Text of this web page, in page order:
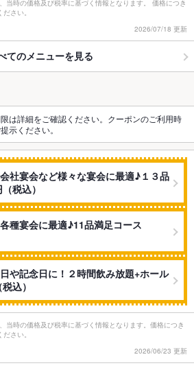
当時の価格及び税率に基づく情報となります。 価格につき
さい。
2026/07/18 更新
てのメニューを見る
は詳細をご確認ください。クーポンのご利用時
示ください。
社宴会など様々な宴会に最適♪１３品
税込）
種宴会に最適♪11品満足コース
や記念日に！２時間飲み放題+ホール
込）
時の価格及び税率に基づく情報となります。価格につき
さい。
2026/06/23 更新